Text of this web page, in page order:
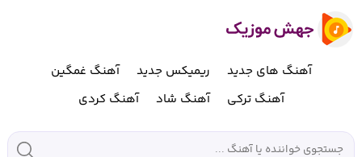
آهنگ های جدید ریمیکس جدید
آهنگ غمگین
آهنگ ترکی
آهنگ شاد آهنگ کردی